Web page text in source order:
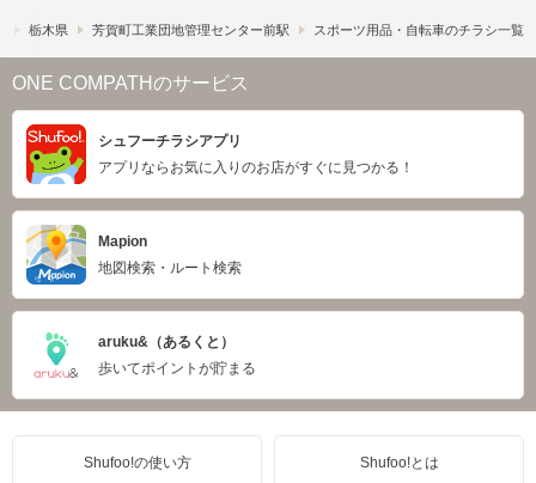
栃木県 芳賀町工業団地管理センター前駅 スポーツ用品・自転車のチラシ一覧
ONE COMPATHのサービス
シュフーチラシアプリ
アプリならお気に入りのお店がすぐに見つかる！
Mapion
地図検索・ルート検索
aruku&（あるくと）
歩いてポイントが貯まる
Shufoo!の使い方 Shufoo!とは